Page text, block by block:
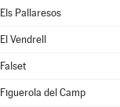
Els Pallaresos
El Vendrell
Falset
Figuerola del Camp